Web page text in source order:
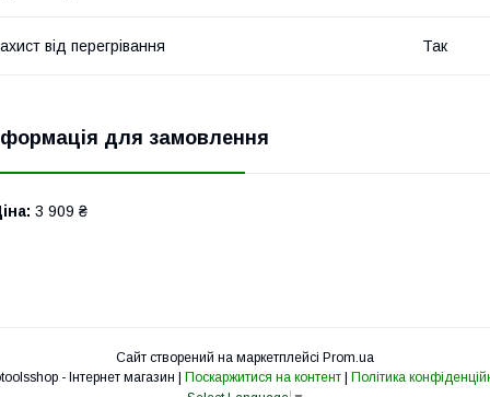
від перегрівання Так
для замовлення
3 909 ₴
Сайт створений на маркетплейсі Prom.ua
Eurotoolsshop - Інтернет магазин | Поскаржитися на контент | Політика